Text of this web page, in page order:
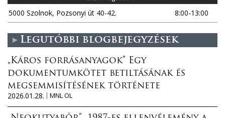
5000 Szolnok, Pozsonyi út 40-42. 8:00-13:00
Legutóbbi blogbejegyzések
„Káros forrásanyagok” Egy
dokumentumkötet betiltásának és
megsemmisítésének története
2026.01.28.
MNL OL